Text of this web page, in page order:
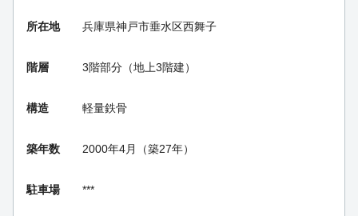
所在地 兵庫県神戸市垂水区西舞子
階層 3階部分（地上3階建）
構造 軽量鉄骨
築年数 2000年4月（築27年）
駐車場 ***